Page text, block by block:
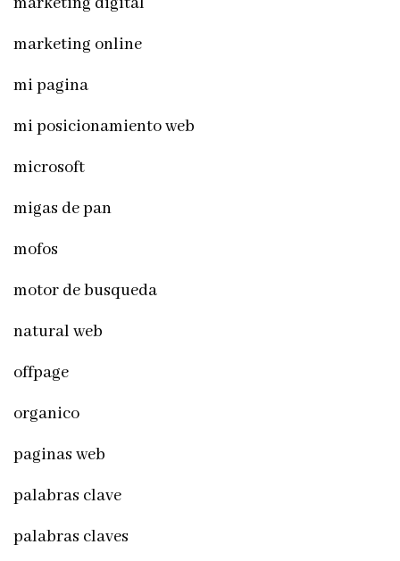
marketing online
mi pagina
mi posicionamiento web
microsoft
migas de pan
mofos
motor de busqueda
natural web
offpage
organico
paginas web
palabras clave
palabras claves